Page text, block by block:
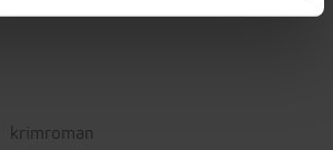
krimroman